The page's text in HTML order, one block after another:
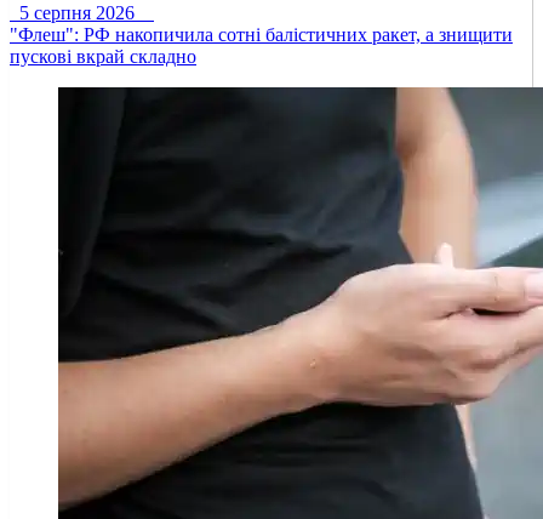
5 серпня 2026
"Флеш": РФ накопичила сотні балістичних ракет, а знищити
пускові вкрай складно